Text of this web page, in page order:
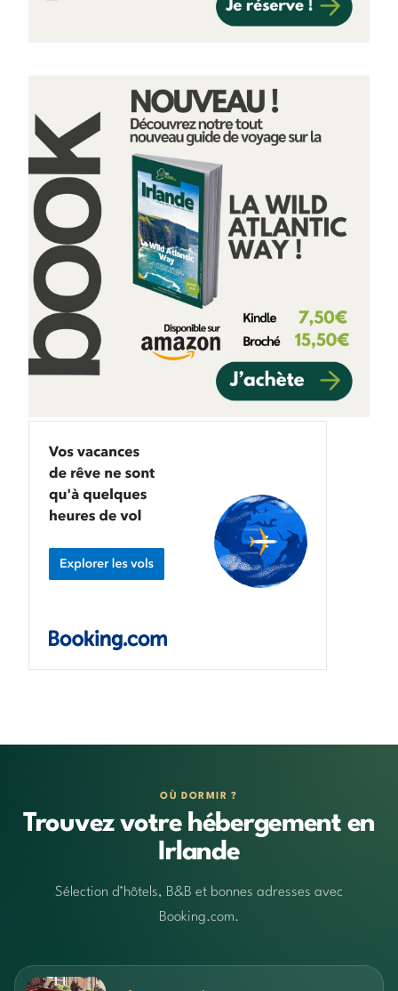
OÙ DORMIR ?
Trouvez votre hébergement en
Irlande
Sélection d’hôtels, B&B et bonnes adresses avec
Booking.com.